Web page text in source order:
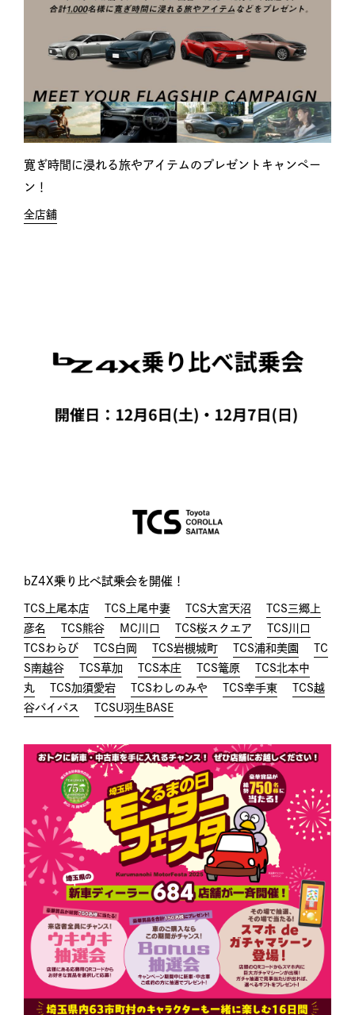
寛ぎ時間に浸れる旅やアイテムのプレゼントキャンペー
ン！
全店舗
bZ4X乗り比べ試乗会を開催！
TCS上尾本店 TCS上尾中妻 TCS大宮天沼
TCS三郷上
彦名
TCS熊谷 MC川口 TCS桜スクエア
TCS川口
TCSわらび
TCS白岡 TCS岩槻城町 TCS浦和美園
TC
S南越谷
TCS草加 TCS本庄 TCS篭原
TCS北本中
丸
TCS加須愛宕 TCSわしのみや TCS幸手東
TCS越
谷バイパス
TCSU羽生BASE